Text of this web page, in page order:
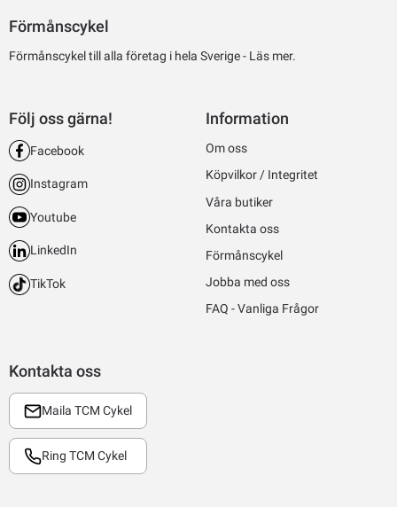
Förmånscykel
Förmånscykel till alla företag i hela Sverige - Läs mer.
Kontakta oss
Maila TCM Cykel
Ring TCM Cykel
Följ oss gärna!
Facebook
Instagram
Youtube
LinkedIn
TikTok
Information
Om oss
Köpvilkor / Integritet
Våra butiker
Kontakta oss
Förmånscykel
Jobba med oss
FAQ - Vanliga Frågor